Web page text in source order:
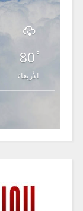
80 °
الأربعاء